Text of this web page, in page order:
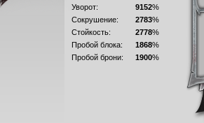
Уворот:
9152%
Сокрушение:
2783%
Стойкость:
2778%
Пробой блока:
1868%
Пробой брони:
1900%